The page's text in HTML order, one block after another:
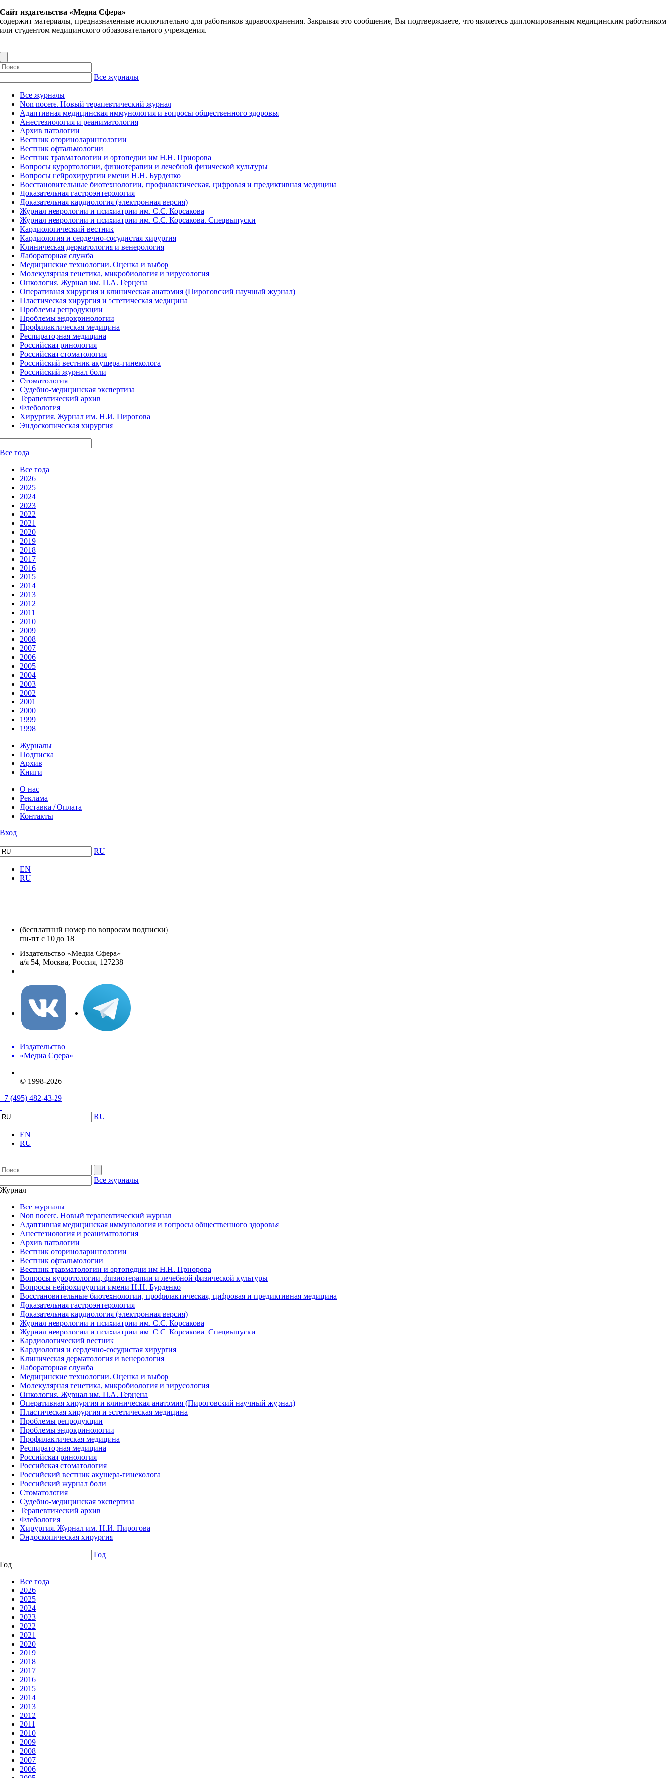
Сайт издательства «Медиа Сфера»
содержит материалы, предназначенные исключительно для работников здравоохранения. Закрывая это сообщение, Вы подтверждаете, что являетесь дипломированным медицинским работником
или студентом медицинского образовательного учреждения.
Все журналы
Все журналы
Non nocere. Новый терапевтический журнал
Адаптивная медицинская иммунология и вопросы общественного здоровья
Анестезиология и реаниматология
Архив патологии
Вестник оториноларингологии
Вестник офтальмологии
Вестник травматологии и ортопедии им Н.Н. Приорова
Вопросы курортологии, физиотерапии и лечебной физической культуры
Вопросы нейрохирургии имени Н.Н. Бурденко
Восстановительные биотехнологии, профилактическая, цифровая и предиктивная медицина
Доказательная гастроэнтерология
Доказательная кардиология (электронная версия)
Журнал неврологии и психиатрии им. С.С. Корсакова
Журнал неврологии и психиатрии им. С.С. Корсакова. Спецвыпуски
Кардиологический вестник
Кардиология и сердечно-сосудистая хирургия
Клиническая дерматология и венерология
Лабораторная служба
Медицинские технологии. Оценка и выбор
Молекулярная генетика, микробиология и вирусология
Онкология. Журнал им. П.А. Герцена
Оперативная хирургия и клиническая анатомия (Пироговский научный журнал)
Пластическая хирургия и эстетическая медицина
Проблемы репродукции
Проблемы эндокринологии
Профилактическая медицина
Респираторная медицина
Российская ринология
Российская стоматология
Российский вестник акушера-гинеколога
Российский журнал боли
Стоматология
Судебно-медицинская экспертиза
Терапевтический архив
Флебология
Хирургия. Журнал им. Н.И. Пирогова
Эндоскопическая хирургия
Все года
Все года
2026
2025
2024
2023
2022
2021
2020
2019
2018
2017
2016
2015
2014
2013
2012
2011
2010
2009
2008
2007
2006
2005
2004
2003
2002
2001
2000
1999
1998
Журналы
Подписка
Архив
Книги
О нас
Реклама
Доставка / Оплата
Контакты
Вход
RU
EN
RU
(бесплатный номер по вопросам подписки)
пн-пт с 10 до 18
Издательство «Медиа Сфера»
а/я 54, Москва, Россия, 127238
Издательство
«Медиа Сфера»
© 1998-2026
+7 (495) 482-43-29
RU
EN
RU
Все журналы
Журнал
Все журналы
Non nocere. Новый терапевтический журнал
Адаптивная медицинская иммунология и вопросы общественного здоровья
Анестезиология и реаниматология
Архив патологии
Вестник оториноларингологии
Вестник офтальмологии
Вестник травматологии и ортопедии им Н.Н. Приорова
Вопросы курортологии, физиотерапии и лечебной физической культуры
Вопросы нейрохирургии имени Н.Н. Бурденко
Восстановительные биотехнологии, профилактическая, цифровая и предиктивная медицина
Доказательная гастроэнтерология
Доказательная кардиология (электронная версия)
Журнал неврологии и психиатрии им. С.С. Корсакова
Журнал неврологии и психиатрии им. С.С. Корсакова. Спецвыпуски
Кардиологический вестник
Кардиология и сердечно-сосудистая хирургия
Клиническая дерматология и венерология
Лабораторная служба
Медицинские технологии. Оценка и выбор
Молекулярная генетика, микробиология и вирусология
Онкология. Журнал им. П.А. Герцена
Оперативная хирургия и клиническая анатомия (Пироговский научный журнал)
Пластическая хирургия и эстетическая медицина
Проблемы репродукции
Проблемы эндокринологии
Профилактическая медицина
Респираторная медицина
Российская ринология
Российская стоматология
Российский вестник акушера-гинеколога
Российский журнал боли
Стоматология
Судебно-медицинская экспертиза
Терапевтический архив
Флебология
Хирургия. Журнал им. Н.И. Пирогова
Эндоскопическая хирургия
Год
Год
Все года
2026
2025
2024
2023
2022
2021
2020
2019
2018
2017
2016
2015
2014
2013
2012
2011
2010
2009
2008
2007
2006